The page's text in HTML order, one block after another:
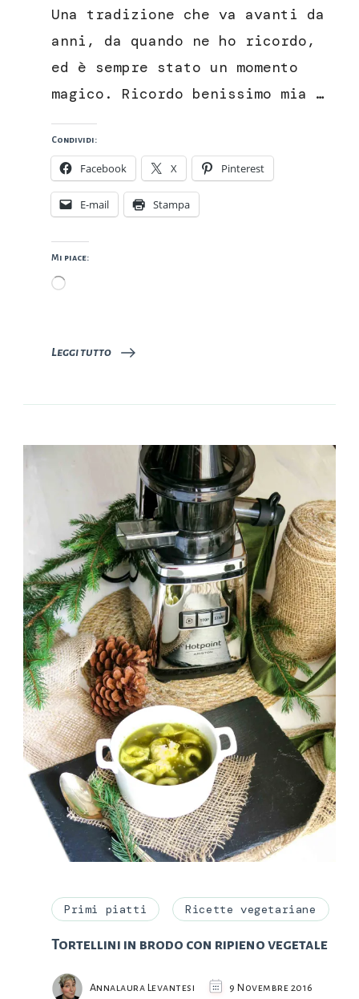
Una tradizione che va avanti da
anni, da quando ne ho ricordo,
ed è sempre stato un momento
magico. Ricordo benissimo mia …
Condividi:
Facebook X Pinterest
E-mail Stampa
Mi piace:
Caricamento
Leggi tutto
Primi piatti Ricette vegetariane
Tortellini in brodo con ripieno vegetale
Annalaura Levantesi 9 Novembre 2016